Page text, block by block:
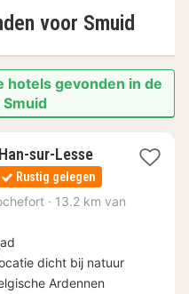
voor Smuid
hotels gevonden in de
sur-Lesse1
nacht
vanaf
€
Rustig gelegen
· 13.2 km van
dicht bij natuur
Ardennen